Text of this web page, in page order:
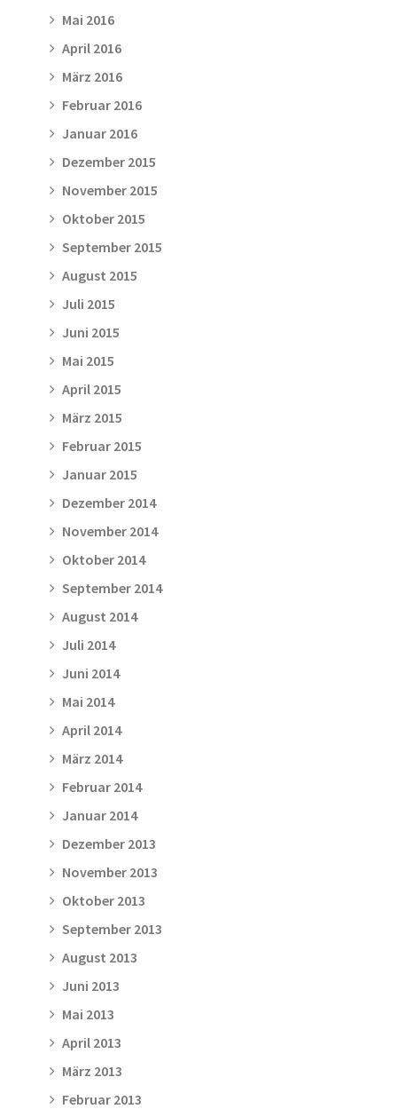
Mai 2016
April 2016
März 2016
Februar 2016
Januar 2016
Dezember 2015
November 2015
Oktober 2015
September 2015
August 2015
Juli 2015
Juni 2015
Mai 2015
April 2015
März 2015
Februar 2015
Januar 2015
Dezember 2014
November 2014
Oktober 2014
September 2014
August 2014
Juli 2014
Juni 2014
Mai 2014
April 2014
März 2014
Februar 2014
Januar 2014
Dezember 2013
November 2013
Oktober 2013
September 2013
August 2013
Juni 2013
Mai 2013
April 2013
März 2013
Februar 2013